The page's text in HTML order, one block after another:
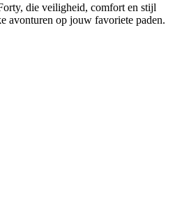
die veiligheid, comfort en stijl
avonturen op jouw favoriete paden.